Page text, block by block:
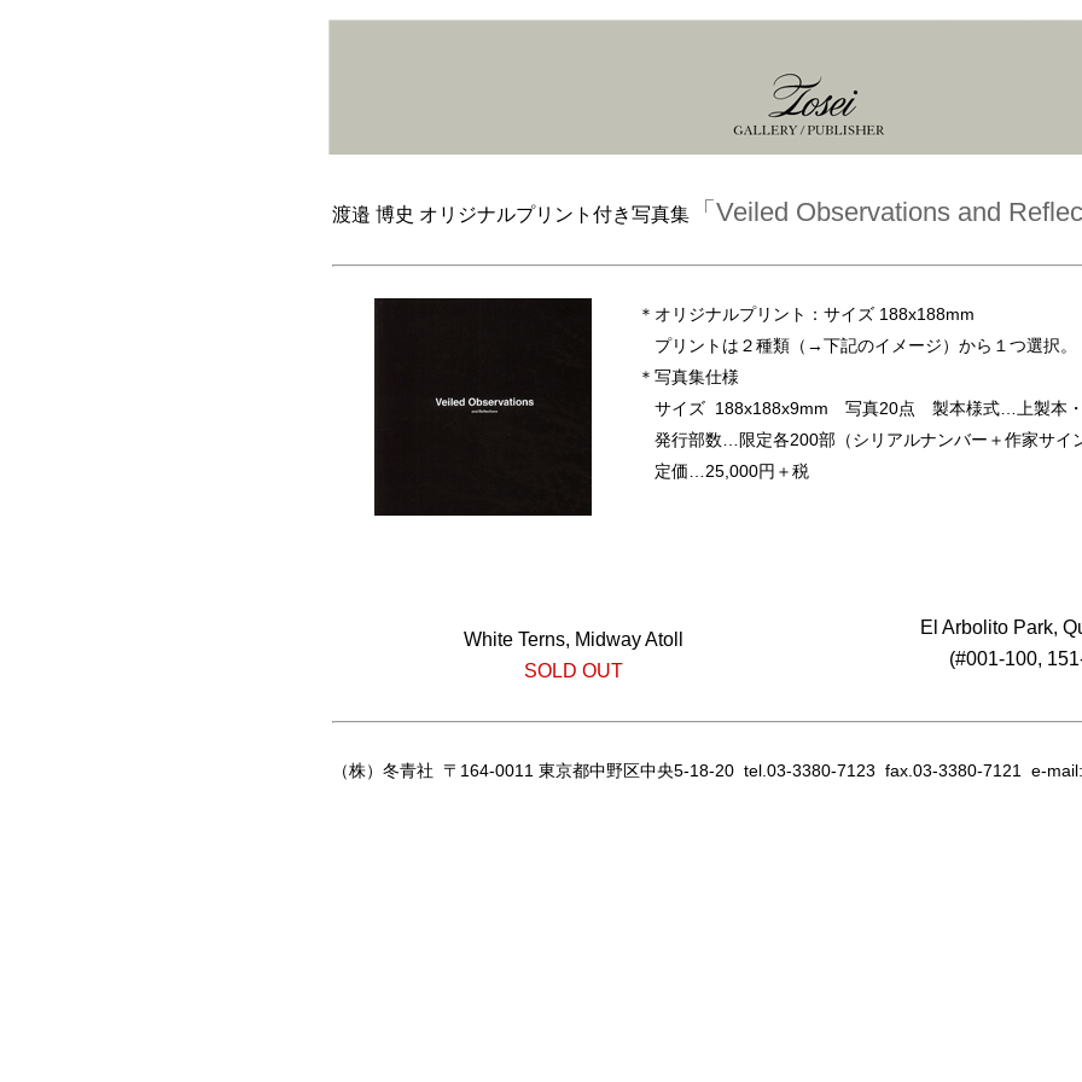
渡邉 博史 オリジナルプリント付き写真集 「Veiled Observations and
＊オリジナルプリント：サイズ 188x188mm
プリントは２種類（→下記のイメージ）から１つ選択。
＊写真集仕様
サイズ 188x188x9mm 写真20点 製本様式…上製本
発行部数…限定各200部（シリアルナンバー＋作家サイ
定価…25,000円＋税
White Terns, Midway Atoll
SOLD OUT
El Arbolito Park,
(#001-100,
（株）冬青社 〒164-0011 東京都中野区中央5-18-20 tel.03-3380-7123 fax.03-3380-7121 e-mail: